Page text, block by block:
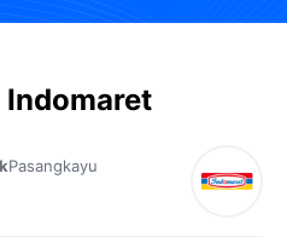
Indomaret
Pasangkayu